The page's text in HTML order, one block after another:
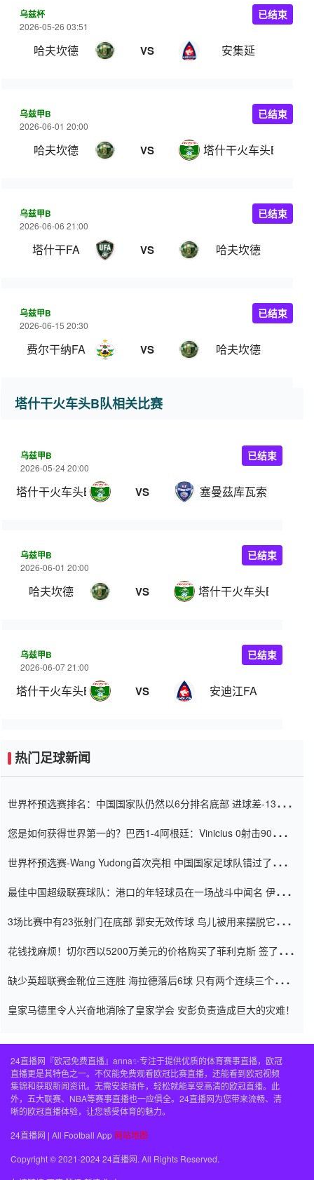
乌兹杯
2026-05-26 03:51
哈夫坎德 VS 安集延
已结束
乌兹甲B
2026-06-01 20:00
哈夫坎德 VS 塔什干火车头B队
已结束
乌兹甲B
2026-06-06 21:00
塔什干FA VS 哈夫坎德
已结束
乌兹甲B
2026-06-15 20:30
费尔干纳FA VS 哈夫坎德
已结束
塔什干火车头B队相关比赛
乌兹甲B
2026-05-24 20:00
塔什干火车头B队 VS 塞曼茲库瓦索
已结束
乌兹甲B
2026-06-01 20:00
哈夫坎德 VS 塔什干火车头B队
已结束
乌兹甲B
2026-06-07 21:00
塔什干火车头B队 VS 安迪江FA
已结束
热门足球新闻
世界杯预选赛排名：中国国家队仍然以6分排名底部 进球差-13令人
您是如何获得世界第一的？巴西1-4阿根廷：Vinicius 0射击90分钟
世界杯预选赛-Wang Yudong首次亮相 中国国家足球队错过了世界
最佳中国超级联赛球队：港口的年轻球员在一场战斗中闻名 伊万放
3场比赛中有23张射门在底部 郭安无效传球 鸟儿被用来摆脱它
花钱找麻烦！切尔西以5200万美元的价格购买了菲利克斯 签了7年
缺少英超联赛金靴位三连胜 海拉德落后6球 只有两个连续三个连续
皇家马德里令人兴奋地消除了皇家学会 安彭负责造成巨大的灾难！
24直播网『欧冠免费直播』anna✨专注于提供优质的体育赛事直播，欧冠
直播更是其特色之一。不仅能免费观看欧冠比赛直播，还能看到欧冠视频
集锦和获取新闻资讯。无需安装插件，轻松就能享受高清的欧冠直播。此
外，五大联赛、NBA等赛事直播也一应俱全。24直播网为您带来流畅、清
晰的欧冠直播体验，让您感受体育的魅力。
24直播网 | All Football App 网站地图
Copyright © 2021-2024 24直播网. All Rights Reserved.